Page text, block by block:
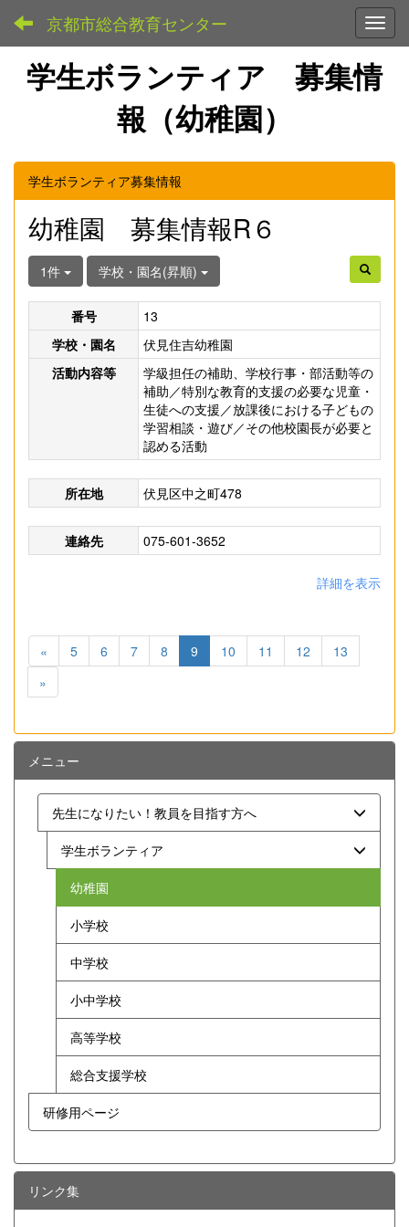
京都市総合教育センター
学生ボランティア 募集情
報（幼稚園）
学生ボランティア募集情報
幼稚園 募集情報R６
1件 学校・園名(昇順)
番号
13
学校・園名
伏見住吉幼稚園
活動内容等
学級担任の補助、学校行事・部活動等の
補助／特別な教育的支援の必要な児童・
生徒への支援／放課後における子どもの
学習相談・遊び／その他校園長が必要と
認める活動
所在地 伏見区中之町478
連絡先 075-601-3652
詳細を表示
« 5 6 7 8 9 10 11 12
13
»
メニュー
先生になりたい！教員を目指す方へ
学生ボランティア
幼稚園
小学校
中学校
小中学校
高等学校
総合支援学校
研修用ページ
リンク集